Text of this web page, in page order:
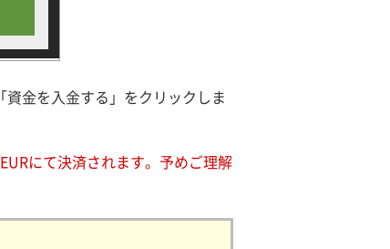
金を入金する」をクリックしま
にて決済されます。予めご理解